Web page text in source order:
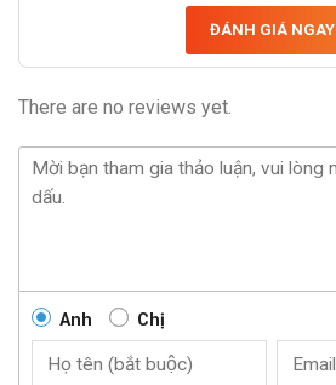
ĐÁNH GIÁ NGAY
There are no reviews yet.
Anh Chị